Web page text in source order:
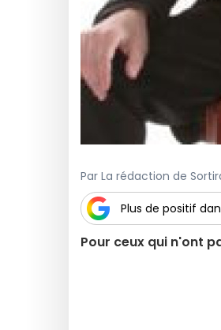
Par La rédaction de
Plus de positif
Pour ceux qui n'ont